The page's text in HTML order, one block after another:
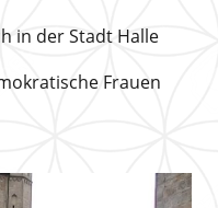
in der Stadt Halle
Frauen